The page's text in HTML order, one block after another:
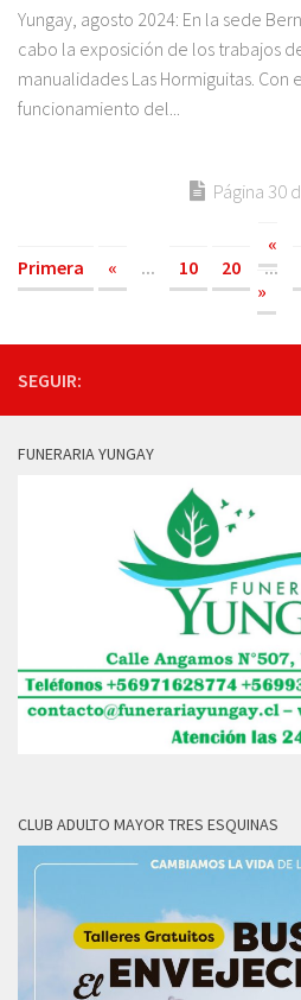
Yungay, agosto 2024: En la sede
cabo la exposición de los trabajos
manualidades Las Hormiguitas.
funcionamiento del...
Página 30
«
Primera
« ... 10 20 ...
»
SEGUIR:
FUNERARIA YUNGAY
CLUB ADULTO MAYOR TRES ESQUINAS